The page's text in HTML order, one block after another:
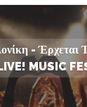
- Έρχεται
MUSIC